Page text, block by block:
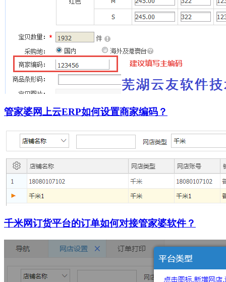
管家婆网上云ERP如何设置商家编码？
千米网订货平台的订单如何对接管家婆软件？